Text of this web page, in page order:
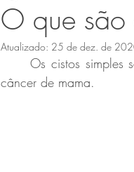
O que são
Atualizado: 25 de dez. de
câncer de mama.